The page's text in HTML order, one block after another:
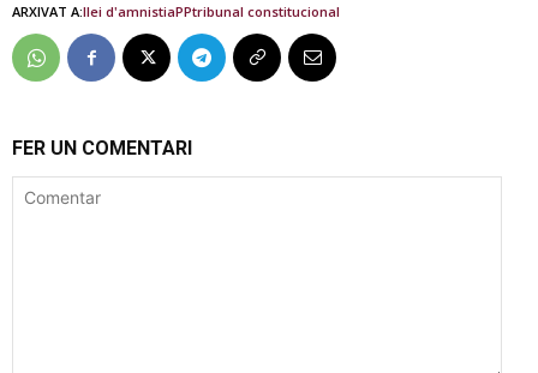
ARXIVAT A:llei d'amnistiaPPtribunal constitucional
FER UN COMENTARI